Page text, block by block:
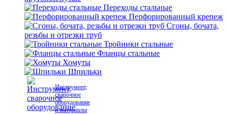
Переходы стальные
Перфорированный крепеж
Сгоны, бочата,
резьбы и отрезки труб
Тройники стальные
Фланцы стальные
Хомуты
Шпильки
Инструмент,
сварочное
оборудование
и материалы